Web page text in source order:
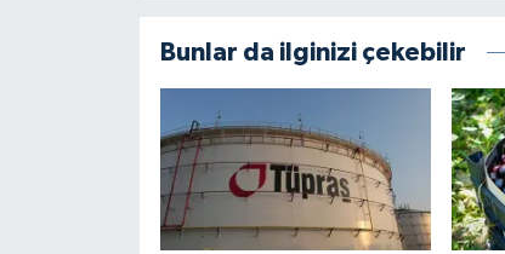
Bunlar da ilginizi çekebilir